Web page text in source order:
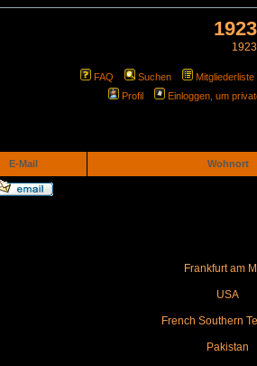
FAQ Suchen Mitgliederliste
Profil
Einloggen, um
E-Mail Wohnort
Frankfurt am
USA
French Southern
Pakistan